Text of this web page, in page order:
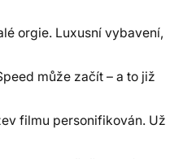
orgie. Luxusní vybavení,
může začít – a to již
filmu personifikován. Už